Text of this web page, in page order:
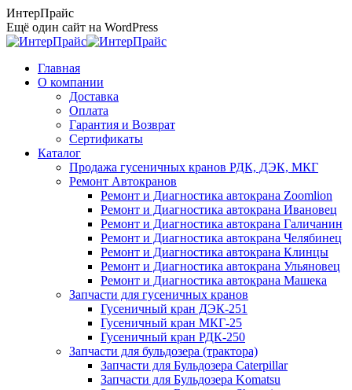
Перейти
к
содержанию
ИнтерПрайс
Ещё один сайт на WordPress
Главная
О компании
Доставка
Оплата
Гарантия и Возврат
Сертификаты
Каталог
Продажа гусеничных кранов РДК, ДЭК, МКГ
Ремонт Автокранов
Ремонт и Диагностика автокрана Zoomlion
Ремонт и Диагностика автокрана Ивановец
Ремонт и Диагностика автокрана Галичанин
Ремонт и Диагностика автокрана Челябинец
Ремонт и Диагностика автокрана Клинцы
Ремонт и Диагностика автокрана Ульяновец
Ремонт и Диагностика автокрана Машека
Запчасти для гусеничных кранов
Гусеничный кран ДЭК-251
Гусеничный кран МКГ-25
Гусеничный кран РДК-250
Запчасти для бульдозера (трактора)
Запчасти для Бульдозера Caterpillar
Запчасти для Бульдозера Komatsu